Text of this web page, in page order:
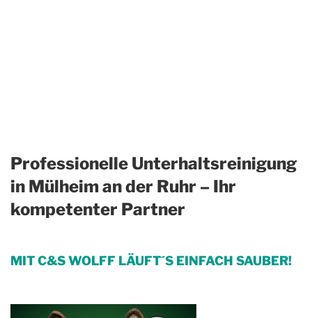
Professionelle Unterhaltsreinigung
in Mülheim an der Ruhr – Ihr
kompetenter Partner
MIT C&S WOLFF LÄUFT´S EINFACH SAUBER!